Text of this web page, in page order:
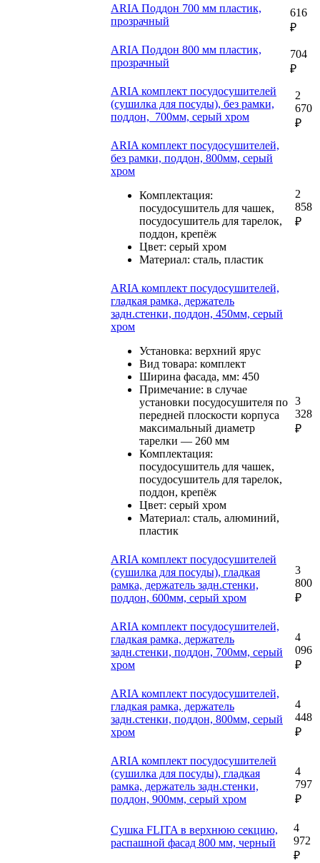
ARIA Поддон 700 мм пластик,
прозрачный
616
₽
ARIA Поддон 800 мм пластик,
прозрачный
704
₽
ARIA комплект посудосушителей
(сушилка для посуды), без рамки,
поддон, 700мм, серый хром
2
670
₽
ARIA комплект посудосушителей,
без рамки, поддон, 800мм, серый
хром
Комплектация:
посудосушитель для чашек,
посудосушитель для тарелок,
поддон, крепёж
Цвет: серый хром
Материал: сталь, пластик
2
858
₽
ARIA комплект посудосушителей,
гладкая рамка, держатель
задн.стенки, поддон, 450мм, серый
хром
Установка: верхний ярус
Вид товара: комплект
Ширина фасада, мм: 450
Примечание: в случае
установки посудосушителя по
передней плоскости корпуса
максимальный диаметр
тарелки — 260 мм
Комплектация:
посудосушитель для чашек,
посудосушитель для тарелок,
поддон, крепёж
Цвет: серый хром
Материал: сталь, алюминий,
пластик
3
328
₽
ARIA комплект посудосушителей
(сушилка для посуды), гладкая
рамка, держатель задн.стенки,
поддон, 600мм, серый хром
3
800
₽
ARIA комплект посудосушителей,
гладкая рамка, держатель
задн.стенки, поддон, 700мм, серый
хром
4
096
₽
ARIA комплект посудосушителей,
гладкая рамка, держатель
задн.стенки, поддон, 800мм, серый
хром
4
448
₽
ARIA комплект посудосушителей
(сушилка для посуды), гладкая
рамка, держатель задн.стенки,
поддон, 900мм, серый хром
4
797
₽
Сушка FLITA в верхнюю секцию,
распашной фасад 800 мм, черный
4
972
₽